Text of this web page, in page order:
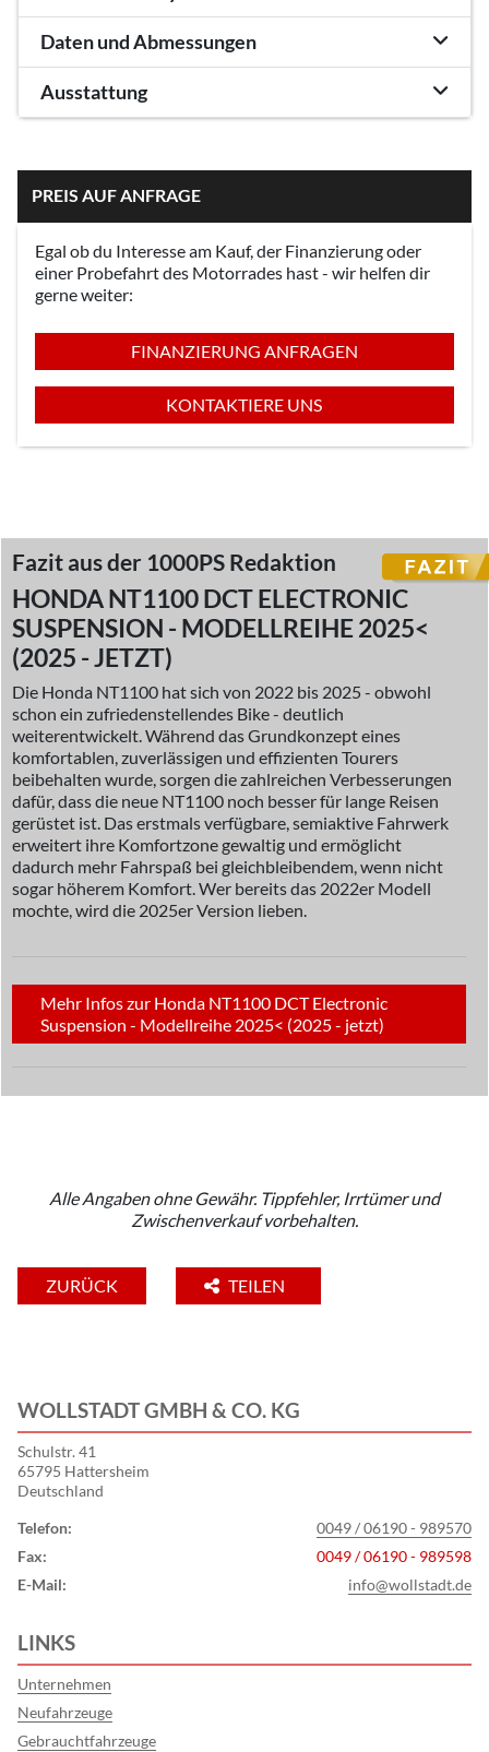
Daten und Abmessungen
Ausstattung
PREIS AUF ANFRAGE
Egal ob du Interesse am Kauf, der Finanzierung oder
einer Probefahrt des Motorrades hast - wir helfen dir
gerne weiter:
FINANZIERUNG ANFRAGEN
KONTAKTIERE UNS
Fazit aus der 1000PS Redaktion
HONDA NT1100 DCT ELECTRONIC
SUSPENSION - MODELLREIHE 2025<
(2025 - JETZT)
Die Honda NT1100 hat sich von 2022 bis 2025 - obwohl
schon ein zufriedenstellendes Bike - deutlich
weiterentwickelt. Während das Grundkonzept eines
komfortablen, zuverlässigen und effizienten Tourers
beibehalten wurde, sorgen die zahlreichen Verbesserungen
dafür, dass die neue NT1100 noch besser für lange Reisen
gerüstet ist. Das erstmals verfügbare, semiaktive Fahrwerk
erweitert ihre Komfortzone gewaltig und ermöglicht
dadurch mehr Fahrspaß bei gleichbleibendem, wenn nicht
sogar höherem Komfort. Wer bereits das 2022er Modell
mochte, wird die 2025er Version lieben.
Mehr Infos zur Honda NT1100 DCT Electronic
Suspension - Modellreihe 2025< (2025 - jetzt)
Alle Angaben ohne Gewähr. Tippfehler, Irrtümer und
Zwischenverkauf vorbehalten.
ZURÜCK TEILEN
WOLLSTADT GMBH & CO. KG
Schulstr. 41
65795 Hattersheim
Deutschland
Telefon:
0049 / 06190 - 989570
Fax:
0049 / 06190 - 989598
E-Mail:
info@wollstadt.de
LINKS
Unternehmen
Neufahrzeuge
Gebrauchtfahrzeuge